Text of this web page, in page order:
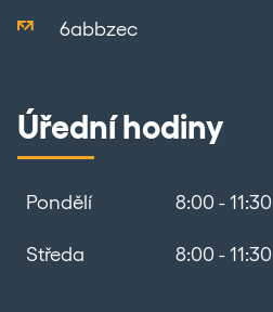
6abbzec
Úřední hodiny
Pondělí 8:00 - 11:30
Středa 8:00 - 11:30